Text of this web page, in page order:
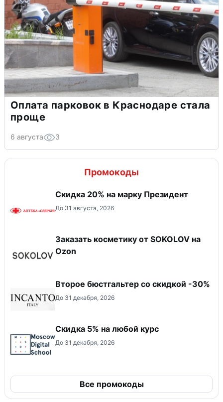
Оплата парковок в Краснодаре стала
проще
6 августа 3
Промокоды
Скидка 20% на марку Президент
До 31 августа, 2026
Заказать косметику от SOKOLOV на
Ozon
Второе бюстгальтер со скидкой -30%
До 31 декабря, 2026
Скидка 5% на любой курс
До 31 декабря, 2026
Все промокоды